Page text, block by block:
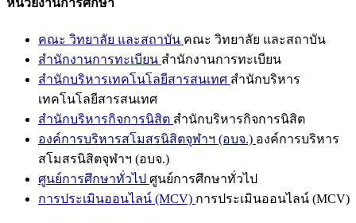
คณะ วิทยาลัย และสถาบัน คณะ วิทยาลัย และสถาบัน
สำนักงานการทะเบียน สำนักงานการทะเบียน
สำนักบริหารเทคโนโลยีสารสนเทศ สำนักบริหาร
เทคโนโลยีสารสนเทศ
สำนักบริหารกิจการนิสิต สำนักบริหารกิจการนิสิต
องค์การบริหารสโมสรนิสิตจุฬาฯ (อบจ.) องค์การบริหาร
สโมสรนิสิตจุฬาฯ (อบจ.)
ศูนย์การศึกษาทั่วไป ศูนย์การศึกษาทั่วไป
การประเมินออนไลน์ (MCV) การประเมินออนไลน์ (MCV)